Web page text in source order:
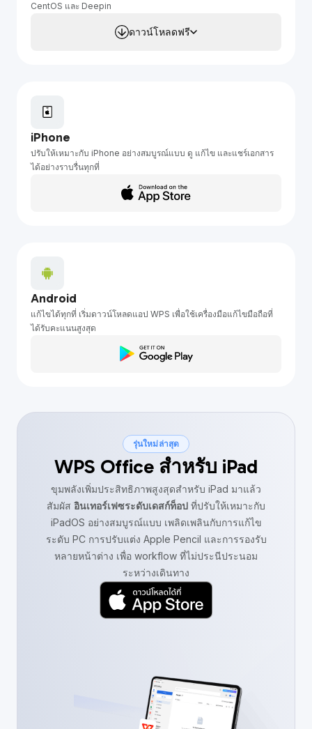
CentOS และ Deepin
ดาวน์โหลดฟรี
iPhone
ปรับให้เหมาะกับ iPhone อย่างสมบูรณ์แบบ ดู แก้ไข และแชร์เอกสาร
ได้อย่างราบรื่นทุกที่
Android
แก้ไขได้ทุกที่ เริ่มดาวน์โหลดแอป WPS เพื่อใช้เครื่องมือแก้ไขมือถือที่
ได้รับคะแนนสูงสุด
รุ่นใหม่ล่าสุด
WPS Office สำหรับ iPad
ขุมพลังเพิ่มประสิทธิภาพสูงสุดสำหรับ iPad มาแล้ว
สัมผัส อินเทอร์เฟซระดับเดสก์ท็อป ที่ปรับให้เหมาะกับ
iPadOS อย่างสมบูรณ์แบบ เพลิดเพลินกับการแก้ไข
ระดับ PC การปรับแต่ง Apple Pencil และการรองรับ
หลายหน้าต่าง เพื่อ workflow ที่ไม่ประนีประนอม
ระหว่างเดินทาง